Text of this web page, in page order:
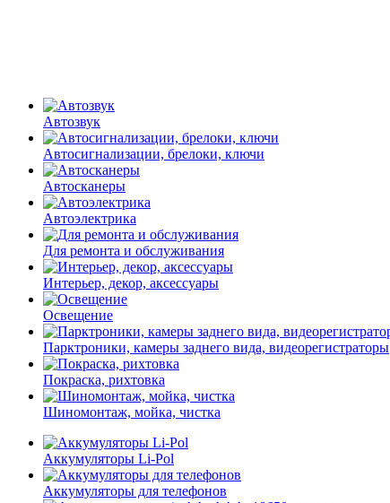
Автозвук
Автосигнализации, брелоки, ключи
Автосканеры
Автоэлектрика
Для ремонта и обслуживания
Интерьер, декор, аксессуары
Освещение
Парктроники, камеры заднего вида, видеорегистраторы
Покраска, рихтовка
Шиномонтаж, мойка, чистка
Аккумуляторы Li-Pol
Аккумуляторы для телефонов